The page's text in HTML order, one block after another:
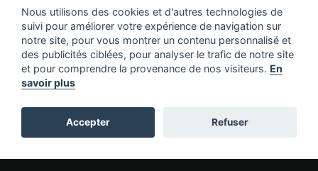
site web
Nous utilisons des cookies et d'autres technologies de
suivi pour améliorer votre expérience de navigation sur
notre site, pour vous montrer un contenu personnalisé et
des publicités ciblées, pour analyser le trafic de notre site
et pour comprendre la provenance de nos visiteurs. En
savoir plus
Accepter Refuser